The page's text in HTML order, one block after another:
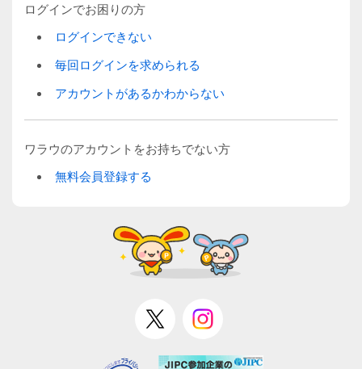
ログインでお困りの方
ログインできない
毎回ログインを求められる
アカウントがあるかわからない
ワラウのアカウントをお持ちでない方
無料会員登録する